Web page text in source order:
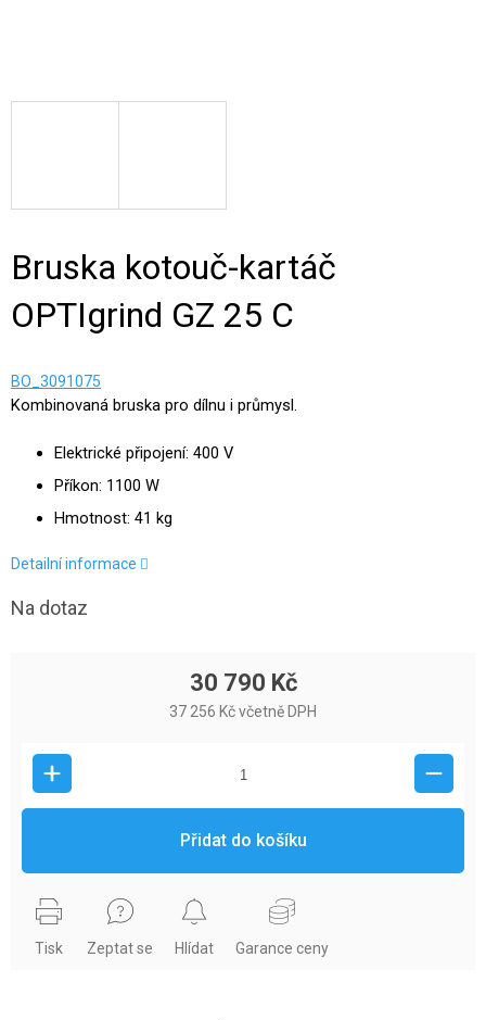
Bruska kotouč-kartáč
OPTIgrind GZ 25 C
BO_3091075
Kombinovaná bruska pro dílnu i průmysl.
Elektrické připojení: 400 V
Příkon: 1100 W
Hmotnost: 41 kg
Detailní informace
Na dotaz
30 790 Kč
37 256 Kč včetně DPH
Přidat do košíku
Tisk Zeptat se Hlídat Garance ceny